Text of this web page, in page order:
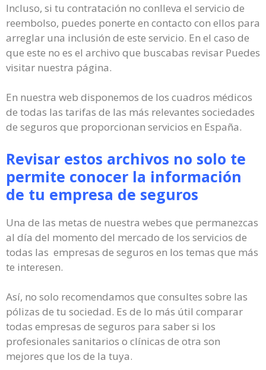
Incluso, si tu contratación no conlleva el servicio de
reembolso, puedes ponerte en contacto con ellos para
arreglar una inclusión de este servicio. En el caso de
que este no es el archivo que buscabas revisar Puedes
visitar nuestra página.
En nuestra web disponemos de los cuadros médicos
de todas las tarifas de las más relevantes sociedades
de seguros que proporcionan servicios en España.
Revisar estos archivos no solo te
permite conocer la información
de tu empresa de seguros
Una de las metas de nuestra webes que permanezcas
al día del momento del mercado de los servicios de
todas las empresas de seguros en los temas que más
te interesen.
Así, no solo recomendamos que consultes sobre las
pólizas de tu sociedad. Es de lo más útil comparar
todas empresas de seguros para saber si los
profesionales sanitarios o clínicas de otra son
mejores que los de la tuya.